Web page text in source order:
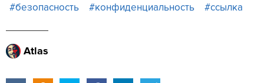
#безопасность #конфиденциальность #ссылка
Atlas